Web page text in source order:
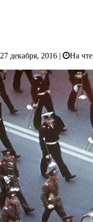
27 декабря, 2016 | На